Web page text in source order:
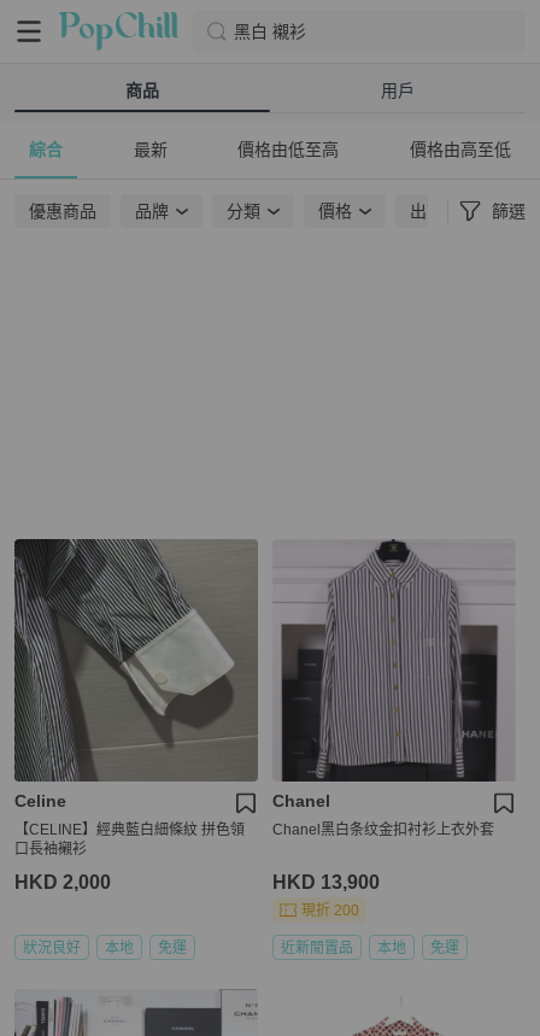
黑白 襯衫
商品 用戶
綜合 最新 價格由低至高 價格由高至低
優惠商品 品牌 分類 價格 出貨地點 篩選
Celine
【CELINE】經典藍白細條紋 拼色領
口長袖襯衫
HKD 2,000
狀況良好 本地 免運
Chanel
Chanel黑白条纹金扣衬衫上衣外套
HKD 13,900
現折 200
近新閒置品 本地 免運